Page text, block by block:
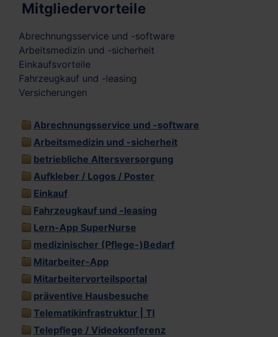
Mitgliedervorteile
Abrechnungsservice und -software
Arbeitsmedizin und -sicherheit
Einkaufsvorteile
Fahrzeugkauf und -leasing
Versicherungen
Abrechnungsservice und -software
Arbeitsmedizin und -sicherheit
betriebliche Altersversorgung
Aufkleber / Logos / Poster
Einkauf
Fahrzeugkauf und -leasing
Lern-App SuperNurse
medizinischer (Pflege-)Bedarf
Mitarbeiter-App
Mitarbeitervorteilsportal
präventive Hausbesuche
Telematikinfrastruktur | TI
Telepflege / Videokonferenz